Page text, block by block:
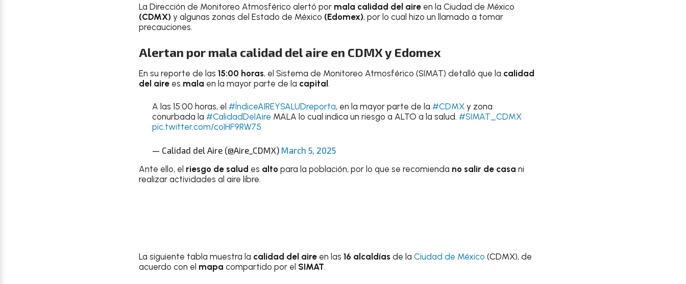
La Dirección de Monitoreo Atmosférico alertó por mala calidad del aire en la Ciudad de México
(CDMX) y algunas zonas del Estado de México (Edomex), por lo cual hizo un llamado a tomar
precauciones.
Alertan por mala calidad del aire en CDMX y Edomex
En su reporte de las 15:00 horas, el Sistema de Monitoreo Atmosférico (SIMAT) detalló que la calidad
del aire es mala en la mayor parte de la capital.
A las 15:00 horas, el #ÍndiceAIREYSALUDreporta, en la mayor parte de la #CDMXy zona
conurbada la #CalidadDelAire MALA lo cual indica un riesgo a ALTO a la salud. #SIMAT_CDMX
pic.twitter.com/coIHF9RW75
— Calidad del Aire (@Aire_CDMX) March 5, 2025
Ante ello, el riesgo de salud es alto para la población, por lo que se recomienda no salir de casa ni
realizar actividades al aire libre.
La siguiente tabla muestra la calidad del aire en las 16 alcaldías de la Ciudad de México (CDMX), de
acuerdo con el mapa compartido por el SIMAT.